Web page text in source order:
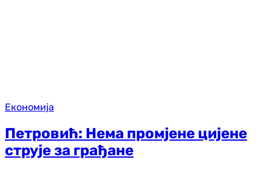
Економија
Петровић: Нема промјене цијене
струје за грађане